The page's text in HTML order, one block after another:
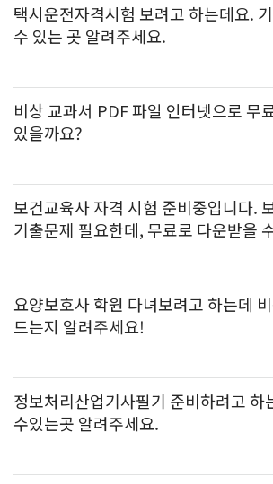
택시운전자격시험 보려고 하는데요.
수 있는 곳 알려주세요.
비상 교과서 PDF 파일 인터넷으로 무
있을까요?
보건교육사 자격 시험 준비중입니다.
기출문제 필요한데, 무료로 다운받을
요양보호사 학원 다녀보려고 하는데
드는지 알려주세요!
정보처리산업기사필기 준비하려고 하
수있는곳 알려주세요.